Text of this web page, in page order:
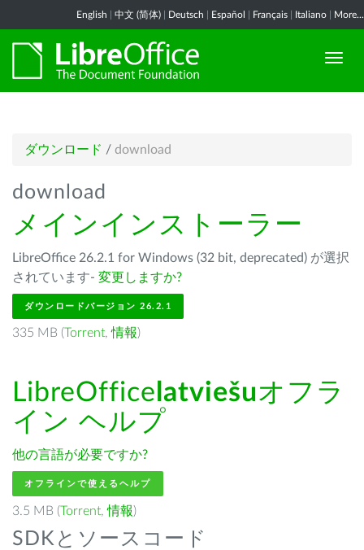
English 中文 (简体) Deutsch Español Français Italiano More...
ダウンロード / download
download
メインインストーラー
LibreOffice 26.2.1 for Windows (32 bit, deprecated) が選択
されています- 変更しますか?
ダウンロードバージョン 26.2.1
335 MB (Torrent,情報)
LibreOffice latviešuオフラ
イン ヘルプ
他の言語が必要ですか?
オフラインで使えるヘルプ
3.5 MB (Torrent,情報)
SDKとソースコード